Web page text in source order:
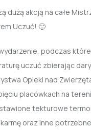
dużą akcją na całe
Uczuć! 🙂
podczas
uczuć zbierając
Opieki nad
placówkach na
tekturowe
oraz inne